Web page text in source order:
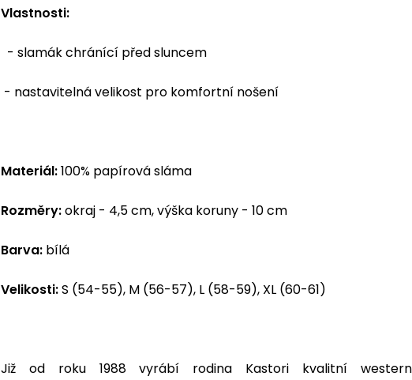
Vlastnosti:
- slamák chránící před sluncem
- nastavitelná velikost pro komfortní nošení
Materiál:100% papírová sláma
Rozměry:okraj - 4,5 cm, výška koruny - 10 cm
Barva: bílá
Velikosti:S (54-55), M (56-57), L (58-59), XL (60-61)
Již od roku 1988 vyrábí rodina Kastori kvalitní